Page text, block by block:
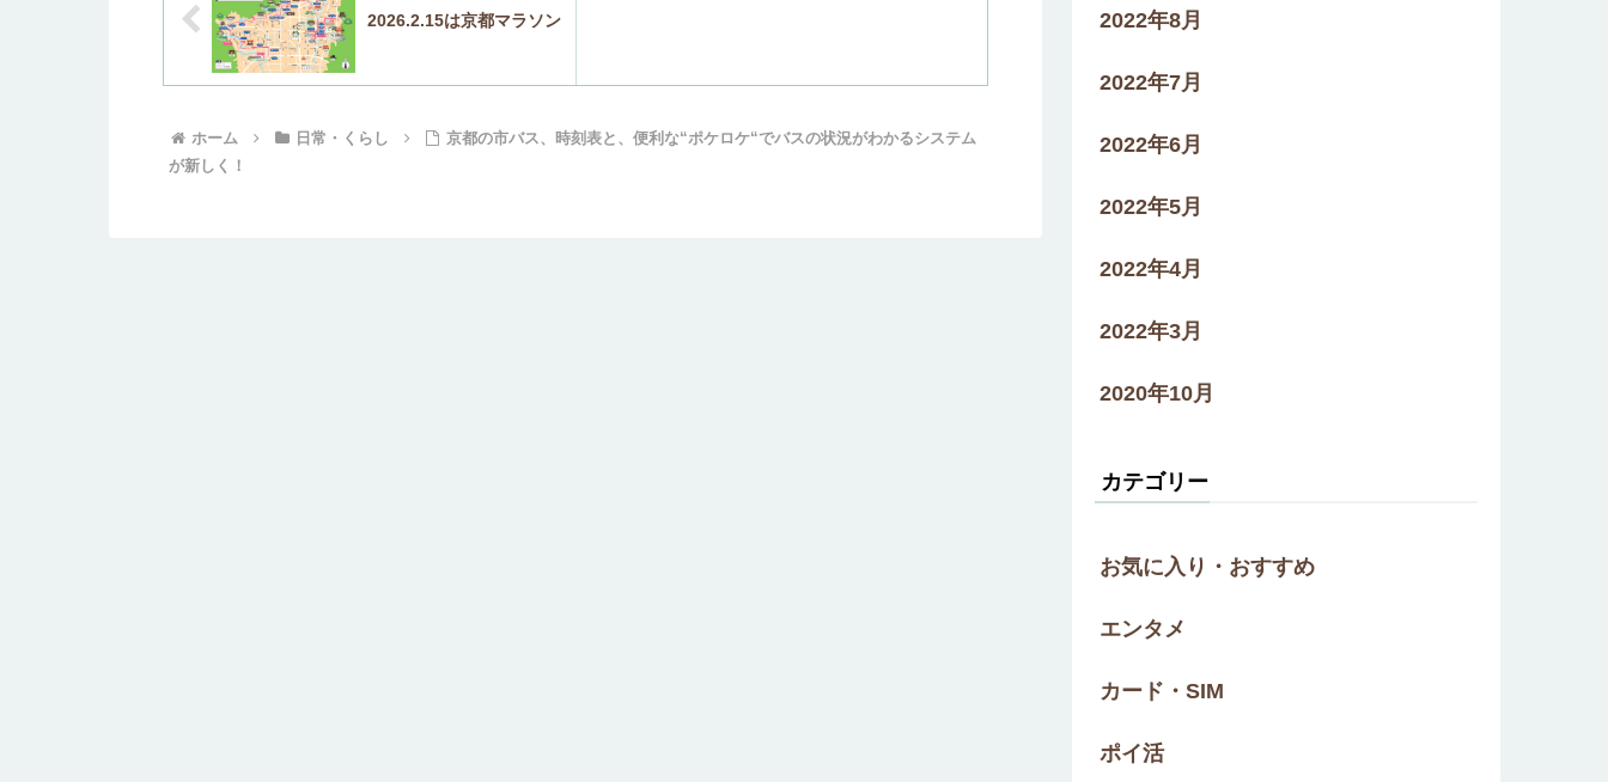
2026.2.15は京都マラソン
ホーム 日常・くらし
京都の市バス、時刻表と、便利な“ポケロケ“でバスの状況がわかるシステム
が新しく！
2022年8月
2022年7月
2022年6月
2022年5月
2022年4月
2022年3月
2020年10月
カテゴリー
お気に入り・おすすめ
エンタメ
カード・SIM
ポイ活